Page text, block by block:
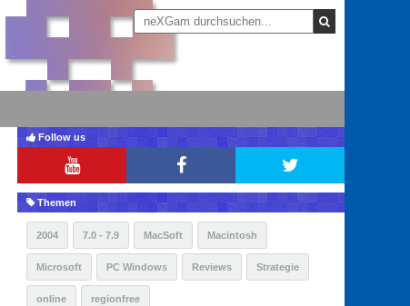
Follow us
Themen
2004 7.0 - 7.9 MacSoft Macintosh
Microsoft PC Windows Reviews Strategie
online regionfree